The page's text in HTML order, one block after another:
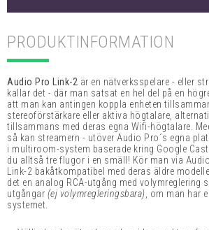
PRODUKTINFORMATION
Audio Pro Link-2 är en nätverksspelare - eller
kallar det - där man satsat en hel del på en
att man kan antingen koppla enheten
stereoförstärkare eller aktiva högtalare,
tillsammans med deras egna Wifi-högtalare.
så kan streamern - utöver Audio Pro´s egna
i multiroom-system baserade kring Google
du alltså tre flugor i en smäll! Kör man via
Link-2 bakåtkompatibel med deras äldre
det en analog RCA-utgång med volymreglering
utgångar (ej volymregleringsbara), om man har
systemet.